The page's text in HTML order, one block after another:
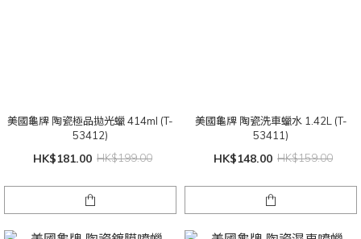
美國龜牌 陶瓷極品拋光蠟 414ml (T-
53412)
HK$181.00 HK$199.00
美國龜牌 陶瓷洗車蠟水 1.42L (T-
53411)
HK$148.00 HK$159.00